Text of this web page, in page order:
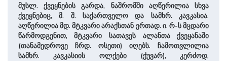
მუსლ. ქვეყნების გარდა, ნაშრომში აღწერილია სხვა
ქვეყნებიც, მ. შ. საქართველო და სამხრ. კავკასია.
აღწერილია მდ. მტკვარი არაქსთან ერთად. ი. რ-ს მცდარი
წარმოდგენით, მტკვარი სათავეს ალანთა ქვეყანაში
(თანამედროვე ჩრდ. ოსეთი) იღებს. ჩამოთვლილია
სამხრ. კავკასიის ოლქები (ქუვარ), კერძოდ,